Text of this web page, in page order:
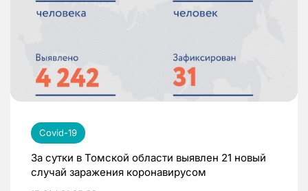
Covid-19
За сутки в Томской области выявлен 21 новый
случай заражения коронавирусом